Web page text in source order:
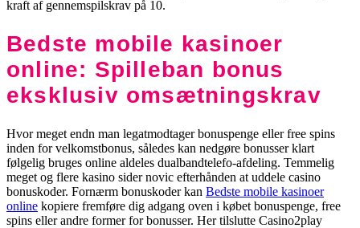
kraft af gennemspilskrav på 10.
Bedste mobile kasinoer
online: Spilleban bonus
eksklusiv omsætningskrav
Hvor meget endn man legatmodtager bonuspenge eller free spins
inden for velkomstbonus, således kan nedgøre bonusser klart
følgelig bruges online aldeles dualbandtelefo-afdeling. Temmelig
meget og flere kasino sider novic efterhånden at uddele casino
bonuskoder. Fornærm bonuskoder kan Bedste mobile kasinoer
online kopiere fremføre dig adgang oven i købet bonuspenge, free
spins eller andre former for bonusser. Her tilslutte Casino2play